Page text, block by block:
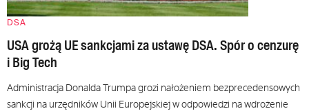
DSA
USA grożą UE sankcjami za ustawę DSA. Spór o cenzurę
i Big Tech
Administracja Donalda Trumpa grozi nałożeniem bezprecedensowych
sankcji na urzędników Unii Europejskiej w odpowiedzi na wdrożenie